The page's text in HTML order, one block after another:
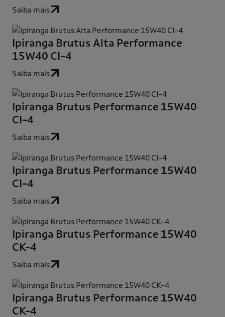
Saiba mais
Ipiranga Brutus Alta Performance
15W40 CI-4
Saiba mais
Ipiranga Brutus Performance 15W40
CI-4
Saiba mais
Ipiranga Brutus Performance 15W40
CI-4
Saiba mais
Ipiranga Brutus Performance 15W40
CK-4
Saiba mais
Ipiranga Brutus Performance 15W40
CK-4